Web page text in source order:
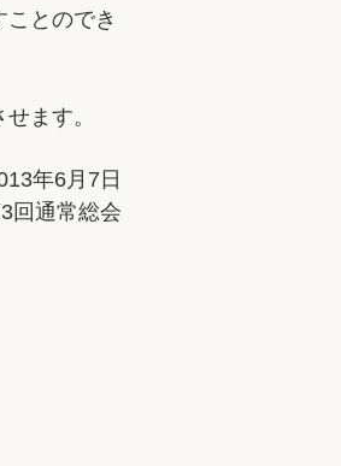
とのでき
ます。
年6月7日
回通常総会